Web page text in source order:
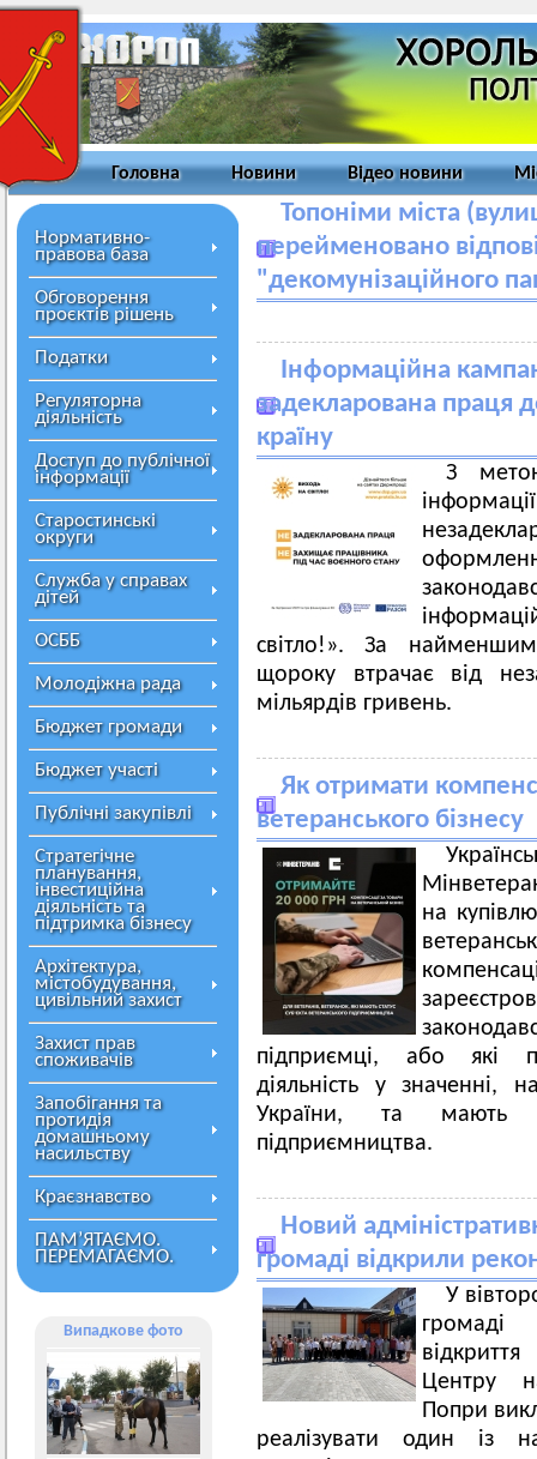
Головна Новини Відео новини
Нормативно-
правова база
Обговорення
проєктів рішень
Податки
Регуляторна
діяльність
Доступ до публічної
інформації
Старостинські
округи
Служба у справах
дітей
ОСББ
Молодіжна рада
Бюджет громади
Бюджет участі
Публічні закупівлі
Стратегічне
планування,
інвестиційна
діяльність та
підтримка бізнесу
Архітектура,
містобудування,
цивільний захист
Захист прав
споживачів
Запобігання та
протидія
домашньому
насильству
Краєзнавство
ПАМ’ЯТАЄМО.
ПЕРЕМАГАЄМО.
Випадкове фото
Топоніми міста
перейменовано
"декомунізаційного
Інформаційна
задекларована праця
країну
З
світло!». За
щороку втрачає від
мільярдів гривень.
Як отримати
ветеранського бізнесу
на
підприємці, або які
діяльність у значенні,
України, та мають
підприємництва.
Новий
громаді відкрили
У
громаді
Центру
Попри
реалізувати один із